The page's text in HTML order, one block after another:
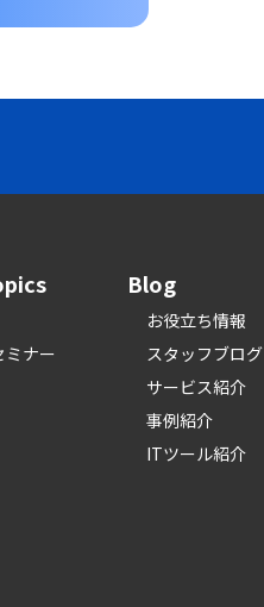
ミナー
Blog
お役立ち情報
スタッフブログ
サービス紹介
事例紹介
ITツール紹介